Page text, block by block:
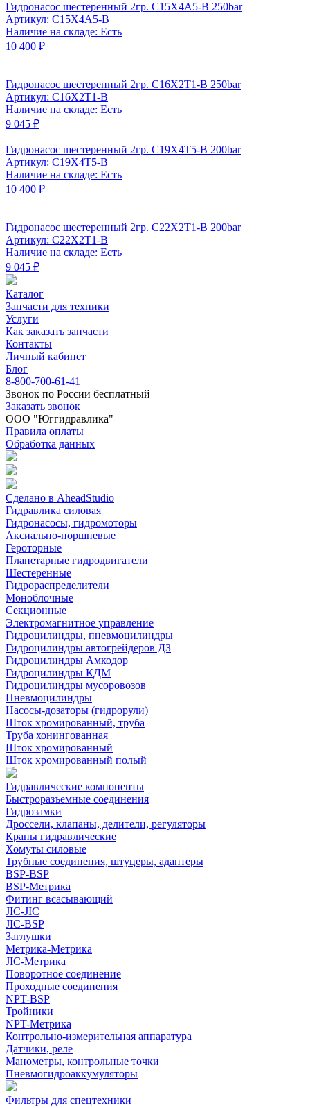
Гидронасос шестеренный 2гр. C15X4A5-B 250bar
Артикул: C15X4A5-B
Наличие на складе: Есть
10 400 ₽
Гидронасос шестеренный 2гр. C16X2T1-B 250bar
Артикул: C16X2T1-B
Наличие на складе: Есть
9 045 ₽
Гидронасос шестеренный 2гр. C19X4T5-B 200bar
Артикул: C19X4T5-B
Наличие на складе: Есть
10 400 ₽
Гидронасос шестеренный 2гр. C22X2T1-B 200bar
Артикул: C22X2T1-B
Наличие на складе: Есть
9 045 ₽
Каталог
Запчасти для техники
Услуги
Как заказать запчасти
Контакты
Личный кабинет
Блог
8-800-700-61-41
Звонок по России бесплатный
Заказать звонок
ООО "Юггидравлика"
Правила оплаты
Обработка данных
Сделано в AheadStudio
Гидравлика силовая
Гидронасосы, гидромоторы
Аксиально-поршневые
Героторные
Планетарные гидродвигатели
Шестеренные
Гидрораспределители
Моноблочные
Секционные
Электромагнитное управление
Гидроцилиндры, пневмоцилиндры
Гидроцилиндры автогрейдеров ДЗ
Гидроцилиндры Амкодор
Гидроцилиндры КДМ
Гидроцилиндры мусоровозов
Пневмоцилиндры
Насосы-дозаторы (гидрорули)
Шток хромированный, труба
Труба хонингованная
Шток хромированный
Шток хромированный полый
Гидравлические компоненты
Быстроразъемные соединения
Гидрозамки
Дроссели, клапаны, делители, регуляторы
Краны гидравлические
Хомуты силовые
Трубные соединения, штуцеры, адаптеры
BSP-BSP
BSP-Метрика
Фитинг всасывающий
JIC-JIC
JIC-BSP
Заглушки
Метрика-Метрика
JIC-Метрика
Поворотное соединение
Проходные соединения
NPT-BSP
Тройники
NPT-Метрика
Контрольно-измерительная аппаратура
Датчики, реле
Манометры, контрольные точки
Пневмогидроаккумуляторы
Фильтры для спецтехники